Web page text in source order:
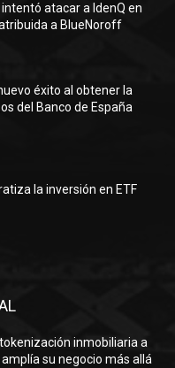
atacar a IdenQ en
a BlueNoroff
éxito al obtener la
del Banco de España
la inversión en ETF
inmobiliaria a
su negocio más allá